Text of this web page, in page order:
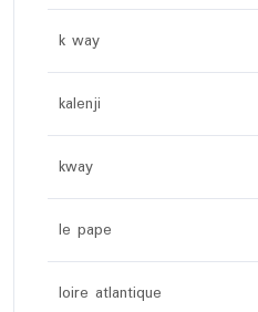
k way
kalenji
kway
le pape
loire atlantique